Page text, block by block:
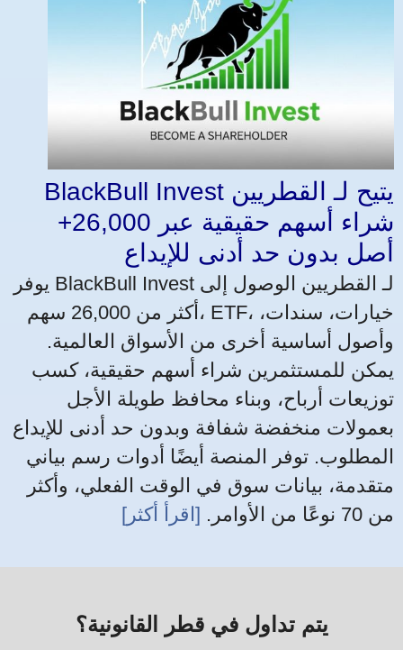
BlackBull Invest يتيح لـ القطريين
شراء أسهم حقيقية عبر 26,000+
أصل بدون حد أدنى للإيداع
يوفر BlackBull Invest لـ القطريين الوصول إلى
أكثر من 26,000 سهم، ETF، خيارات، سندات،
وأصول أساسية أخرى من الأسواق العالمية.
يمكن للمستثمرين شراء أسهم حقيقية، كسب
توزيعات أرباح، وبناء محافظ طويلة الأجل
بعمولات منخفضة شفافة وبدون حد أدنى للإيداع
المطلوب. توفر المنصة أيضًا أدوات رسم بياني
متقدمة، بيانات سوق في الوقت الفعلي، وأكثر
من 70 نوعًا من الأوامر.
[اقرأ أكثر]
يتم تداول في قطر القانونية؟